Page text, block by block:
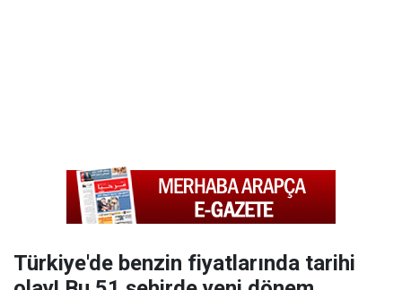
Türkiye'de benzin fiyatlarında tarihi